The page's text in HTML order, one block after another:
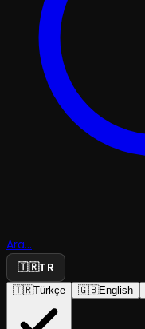
Ara...
🇹🇷TR
🇹🇷Türkçe 🇬🇧English